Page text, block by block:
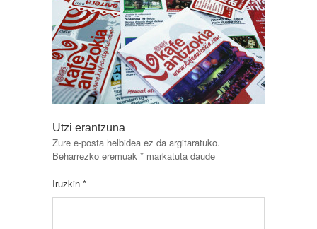
Utzi erantzuna
Zure e-posta helbidea ez da argitaratuko.
Beharrezko eremuak * markatuta daude
Iruzkin *